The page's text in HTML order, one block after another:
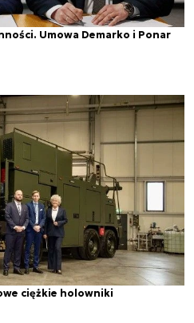
Umowa Demarko i Ponar
ciężkie holowniki